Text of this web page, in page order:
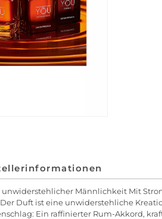
Männlichkeit Mit
Duft ist eine unwiderstehliche
Ein raffinierter Rum-Akkord,